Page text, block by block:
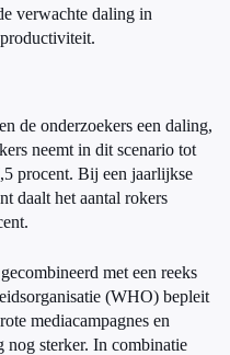
verwachte daling in
de onderzoekers een daling,
neemt in dit scenario tot
procent. Bij een jaarlijkse
daalt het aantal rokers
met een reeks
(WHO) bepleit
mediacampagnes en
nog sterker. In combinatie